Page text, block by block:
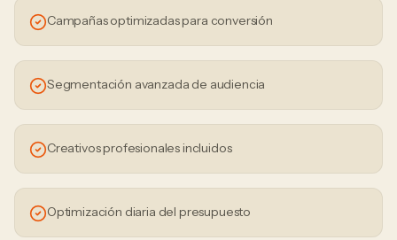
Campañas optimizadas para conversión
Segmentación avanzada de audiencia
Creativos profesionales incluidos
Optimización diaria del presupuesto